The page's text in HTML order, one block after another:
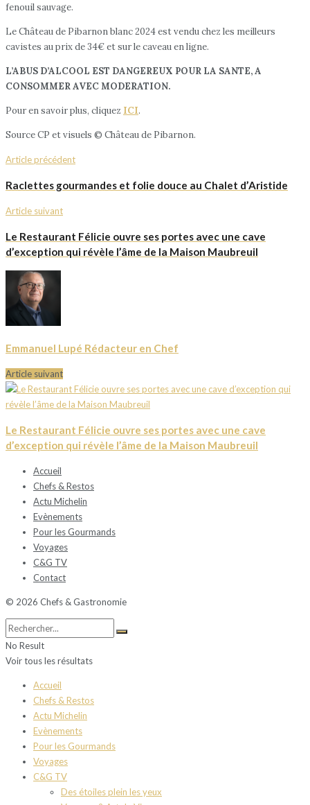
fenouil sauvage.
Le Château de Pibarnon blanc 2024 est vendu chez les meilleurs
cavistes au prix de 34€ et sur le caveau en ligne.
L’ABUS D’ALCOOL EST DANGEREUX POUR LA SANTE, A
CONSOMMER AVEC MODERATION.
Pour en savoir plus, cliquez ICI.
Source CP et visuels © Château de Pibarnon.
Article précédent
Raclettes gourmandes et folie douce au Chalet d’Aristide
Article suivant
Le Restaurant Félicie ouvre ses portes avec une cave
d’exception qui révèle l’âme de la Maison Maubreuil
Emmanuel Lupé Rédacteur en Chef
Article suivant
Le Restaurant Félicie ouvre ses portes avec une cave
d’exception qui révèle l’âme de la Maison Maubreuil
Accueil
Chefs & Restos
Actu Michelin
Evènements
Pour les Gourmands
Voyages
C&G TV
Contact
© 2026 Chefs & Gastronomie
No Result
Voir tous les résultats
Accueil
Chefs & Restos
Actu Michelin
Evènements
Pour les Gourmands
Voyages
C&G TV
Des étoiles plein les yeux